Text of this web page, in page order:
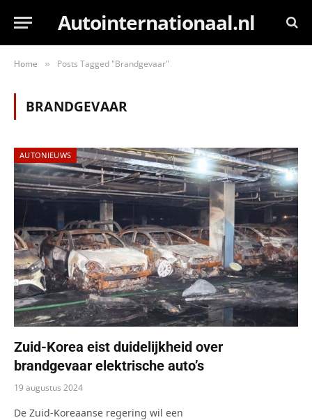
Autointernationaal.nl
Home » Posts Tagged "Brandgevaar"
BRANDGEVAAR
AUTONIEUWS
Zuid-Korea eist duidelijkheid over
brandgevaar elektrische auto’s
19 augustus 2024
De Zuid-Koreaanse regering wil een ​​